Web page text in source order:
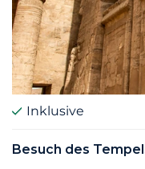
Inklusive
Besuch des